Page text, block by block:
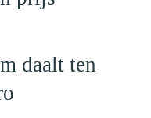
daalt ten